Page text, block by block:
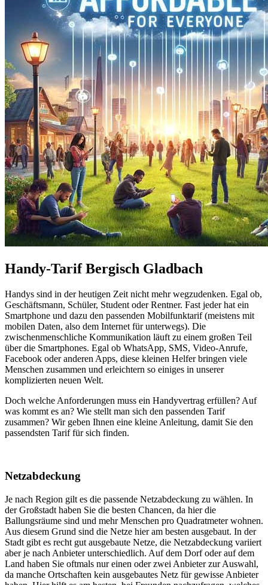
Handy-Tarif Bergisch Gladbach
Handys sind in der heutigen Zeit nicht mehr wegzudenken. Egal ob,
Geschäftsmann, Schüler, Student oder Rentner. Fast jeder hat ein
Smartphone und dazu den passenden Mobilfunktarif (meistens mit
mobilen Daten, also dem Internet für unterwegs). Die
zwischenmenschliche Kommunikation läuft zu einem großen Teil
über die Smartphones. Egal ob WhatsApp, SMS, Video-Anrufe,
Facebook oder anderen Apps, diese kleinen Helfer bringen viele
Menschen zusammen und erleichtern so einiges in unserer
komplizierten neuen Welt.
Doch welche Anforderungen muss ein Handyvertrag erfüllen? Auf
was kommt es an? Wie stellt man sich den passenden Tarif
zusammen? Wir geben Ihnen eine kleine Anleitung, damit Sie den
passendsten Tarif für sich finden.
Netzabdeckung
Je nach Region gilt es die passende Netzabdeckung zu wählen. In
der Großstadt haben Sie die besten Chancen, da hier die
Ballungsräume sind und mehr Menschen pro Quadratmeter wohnen.
Aus diesem Grund sind die Netze hier am besten ausgebaut. In der
Stadt gibt es recht gut ausgebaute Netze, die Netzabdeckung variiert
aber je nach Anbieter unterschiedlich. Auf dem Dorf oder auf dem
Land haben Sie oftmals nur einen oder zwei Anbieter zur Auswahl,
da manche Ortschaften kein ausgebautes Netz für gewisse Anbieter